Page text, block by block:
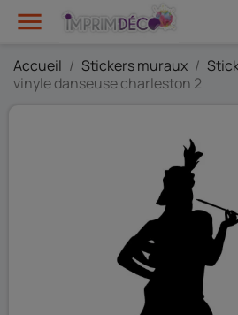

Accueil Stickers muraux
vinyle danseuse charleston 2